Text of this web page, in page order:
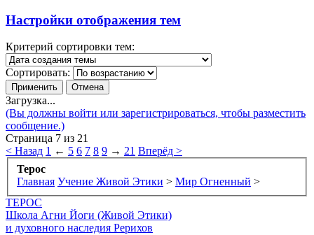
Настройки отображения тем
Критерий сортировки тем:
Сортировать:
Загрузка...
(Вы должны войти или зарегистрироваться, чтобы разместить
сообщение.)
Страница 7 из 21
< Назад 1 ← 5 6 7 8 9 → 21 Вперёд >
Терос
Главная Учение Живой Этики > Мир Огненный >
ТЕРОС
Школа Агни Йоги (Живой Этики)
и духовного наследия Рерихов